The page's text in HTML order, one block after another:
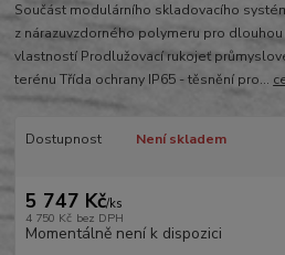
Součást modulárního skladovacího
z nárazuvzdorného polymeru pro
vlastností Prodlužovací rukojeť
terénu Třída ochrany IP65 - těsnění pro...
Dostupnost Není skladem
5 747 Kč/ks
4 750 Kč bez DPH
Momentálně není k dispozici